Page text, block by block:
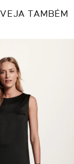
VEJA TAMBÉM